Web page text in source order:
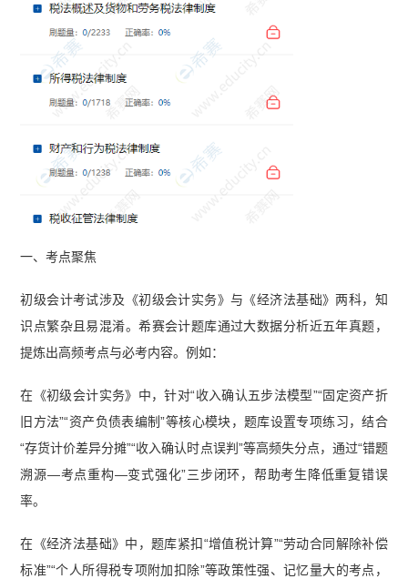
一、考点聚焦
初级会计考试涉及《初级会计实务》与《经济法基础》两科，知
识点繁杂且易混淆。希赛会计题库通过大数据分析近五年真题，
提炼出高频考点与必考内容。例如：
在《初级会计实务》中，针对“收入确认五步法模型”“固定资产折
旧方法”“资产负债表编制”等核心模块，题库设置专项练习，结合
“存货计价差异分摊”“收入确认时点误判”等高频失分点，通过“错题
溯源—考点重构—变式强化”三步闭环，帮助考生降低重复错误
率。
在《经济法基础》中，题库紧扣“增值税计算”“劳动合同解除补偿
标准”“个人所得税专项附加扣除”等政策性强、记忆量大的考点，